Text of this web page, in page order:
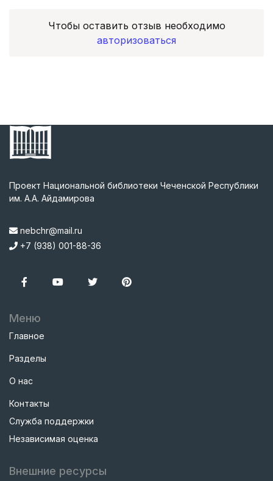
Чтобы оставить отзыв необходимо
авторизоваться
Проект Национальной библиотеки Чеченской Республики
им. А.А. Айдамирова
nebchr@mail.ru
+7 (938) 001-88-36
Меню
Главное
Разделы
О нас
Контакты
Служба поддержки
Независимая оценка
Внешние ресурсы